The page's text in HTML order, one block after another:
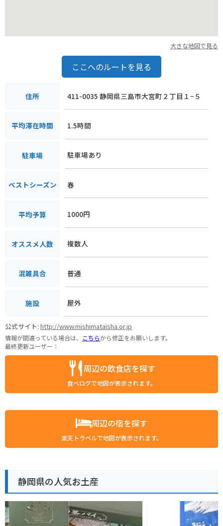
大きな地図で見る
ここへのルートを見る
住所 411-0035 静岡県三島市大宮町２丁目１−５
平均滞在時間 1.5時間
駐車場 駐車場あり
ベストシーズン 春
平均予算 1000円
オススメ人数 複数人
混雑具合 普通
施設 屋外
公式サイト:http://www.mishimataisha.or.jp
情報が間違っている場合は、 こちらから修正をお願いします。
最終更新ユーザー：
周辺の飲食店を探す
食べログで地図が表示されます。
周辺の宿を探す
楽天トラベルで地図が表示されます。
静岡県の人気お土産